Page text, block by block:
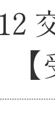
【